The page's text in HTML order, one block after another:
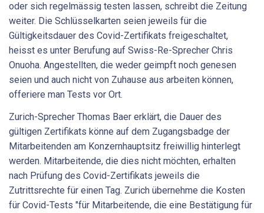
oder sich regelmässig testen lassen, schreibt die Zeitung
weiter. Die Schlüsselkarten seien jeweils für die
Gültigkeitsdauer des Covid-Zertifikats freigeschaltet,
heisst es unter Berufung auf Swiss-Re-Sprecher Chris
Onuoha. Angestellten, die weder geimpft noch genesen
seien und auch nicht von Zuhause aus arbeiten können,
offeriere man Tests vor Ort.
Zurich-Sprecher Thomas Baer erklärt, die Dauer des
gültigen Zertifikats könne auf dem Zugangsbadge der
Mitarbeitenden am Konzernhauptsitz freiwillig hinterlegt
werden. Mitarbeitende, die dies nicht möchten, erhalten
nach Prüfung des Covid-Zertifikats jeweils die
Zutrittsrechte für einen Tag. Zurich übernehme die Kosten
für Covid-Tests "für Mitarbeitende, die eine Bestätigung für